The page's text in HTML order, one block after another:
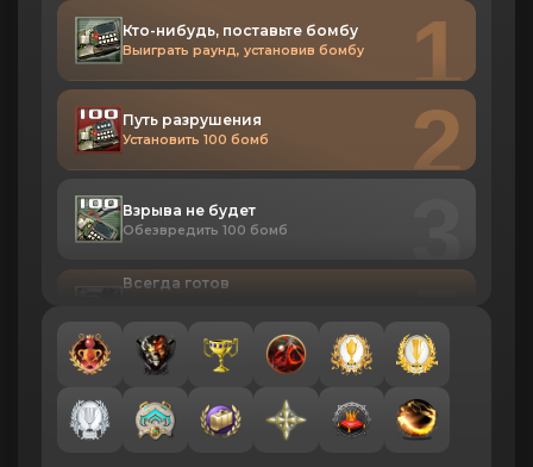
Кто-нибудь, поставьте бомбу
Выиграть раунд, установив бомбу 1
Путь разрушения
Установить 100 бомб 2
Взрыва не будет
Обезвредить 100 бомб 3
Всегда готов
удалось бы без набора
5
Ради правосудия
Выиграть раунд, обезвредив
бомбу
7